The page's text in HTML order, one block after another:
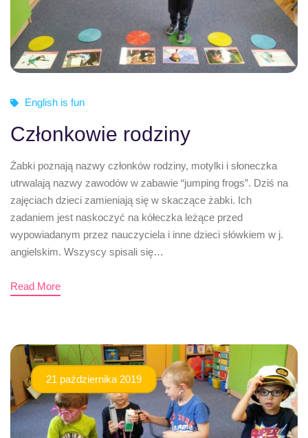
English is fun
Członkowie rodziny
Żabki poznają nazwy członków rodziny, motylki i słoneczka
utrwalają nazwy zawodów w zabawie “jumping frogs”. Dziś na
zajęciach dzieci zamieniają się w skaczące żabki. Ich
zadaniem jest naskoczyć na kółeczka leżące przed
wypowiadanym przez nauczyciela i inne dzieci słówkiem w j.
angielskim. Wszyscy spisali się…
Read More
21 października 2019